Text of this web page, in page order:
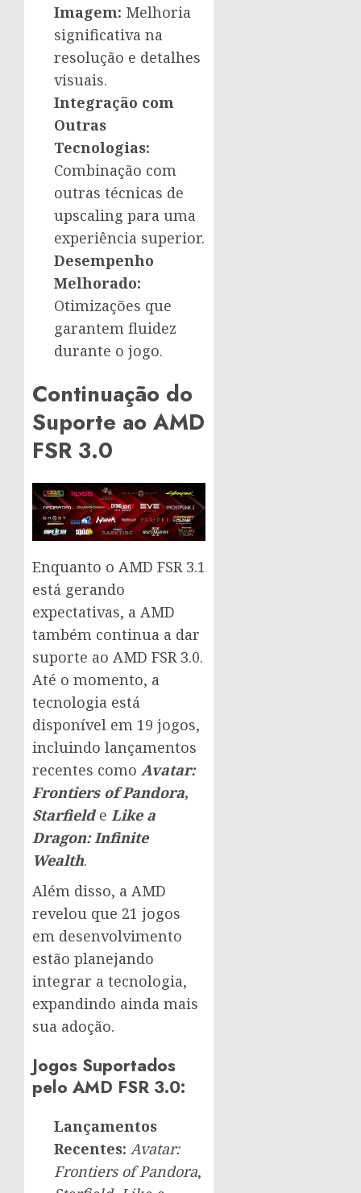
Imagem: Melhoria
significativa na
resolução e detalhes
visuais.
Integração com
Outras
Tecnologias:
Combinação com
outras técnicas de
upscaling para uma
experiência superior.
Desempenho
Melhorado:
Otimizações que
garantem fluidez
durante o jogo.
Continuação do
Suporte ao AMD
FSR 3.0
Enquanto o AMD FSR 3.1
está gerando
expectativas, a AMD
também continua a dar
suporte ao AMD FSR 3.0.
Até o momento, a
tecnologia está
disponível em 19 jogos,
incluindo lançamentos
recentes como Avatar:
Frontiers of Pandora,
Starfielde Like a
Dragon: Infinite
Wealth.
Além disso, a AMD
revelou que 21 jogos
em desenvolvimento
estão planejando
integrar a tecnologia,
expandindo ainda mais
sua adoção.
Jogos Suportados
pelo AMD FSR 3.0:
Lançamentos
Recentes: Avatar:
Frontiers of Pandora,